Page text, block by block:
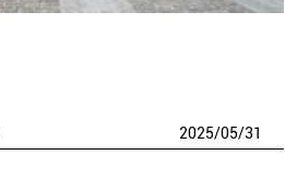
2025/05/31